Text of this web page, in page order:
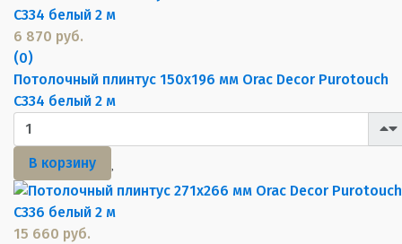
6 870 руб.
(0)
Потолочный плинтус 150х196 мм Orac Decor Purotouch
C334 белый 2 м
В корзину
15 660 руб.